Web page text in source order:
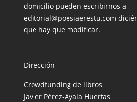
domicilio pueden escribirnos a
editorial@poesiaerestu.com
que hay que modificar.
Dirección
Crowdfunding de libros
Javier Pérez-Ayala Huertas